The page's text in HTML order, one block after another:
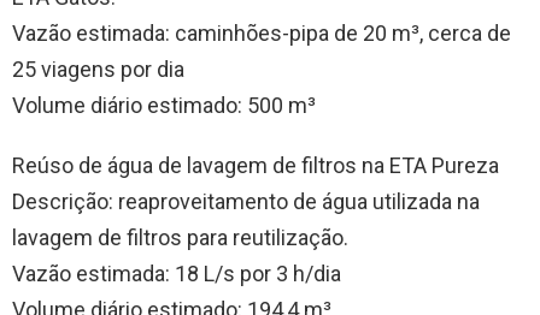
Vazão estimada: caminhões-pipa de 20 m³, cerca de
25 viagens por dia
Volume diário estimado: 500 m³
Reúso de água de lavagem de filtros na ETA Pureza
Descrição: reaproveitamento de água utilizada na
lavagem de filtros para reutilização.
Vazão estimada: 18 L/s por 3 h/dia
Volume diário estimado: 194,4 m³